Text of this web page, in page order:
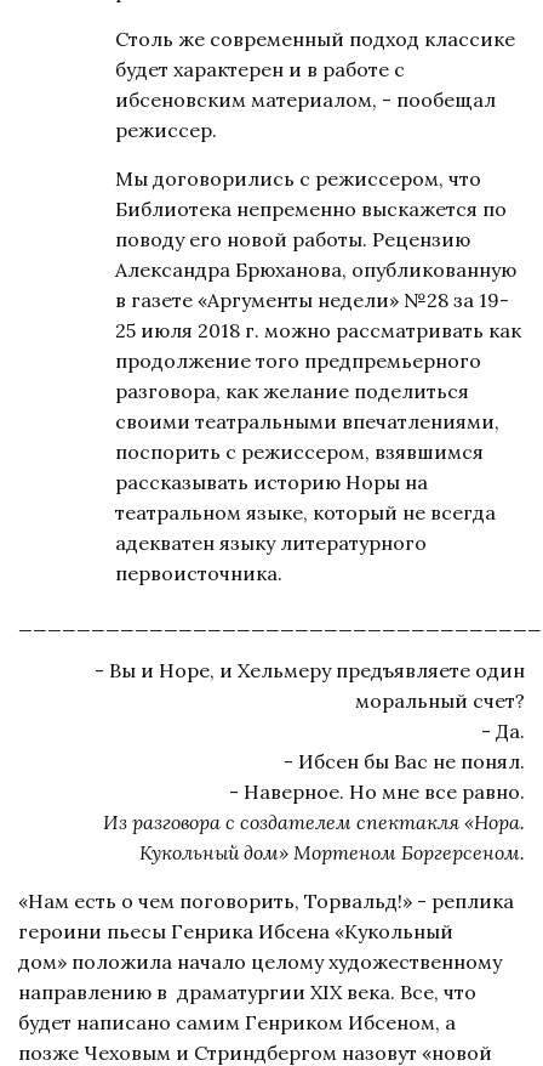
Столь же современный подход классике
будет характерен и в работе с
ибсеновским материалом, - пообещал
режиссер.
Мы договорились с режиссером, что
Библиотека непременно выскажется по
поводу его новой работы. Рецензию
Александра Брюханова, опубликованную
в газете «Аргументы недели» №28 за 19-
25 июля 2018 г. можно рассматривать как
продолжение того предпремьерного
разговора, как желание поделиться
своими театральными впечатлениями,
поспорить с режиссером, взявшимся
рассказывать историю Норы на
театральном языке, который не всегда
адекватен языку литературного
первоисточника.
- Вы и Норе, и Хельмеру предъявляете один
моральный счет?
- Да.
- Ибсен бы Вас не понял.
- Наверное. Но мне все равно.
Из разговора с создателем спектакля «Нора.
Кукольный дом» Мортеном Боргерсеном.
«Нам есть о чем поговорить, Торвальд!» - реплика
героини пьесы Генрика Ибсена «Кукольный
дом» положила начало целому художественному
направлению в драматургии ХIХ века. Все, что
будет написано самим Генриком Ибсеном, а
позже Чеховым и Стриндбергом назовут «новой